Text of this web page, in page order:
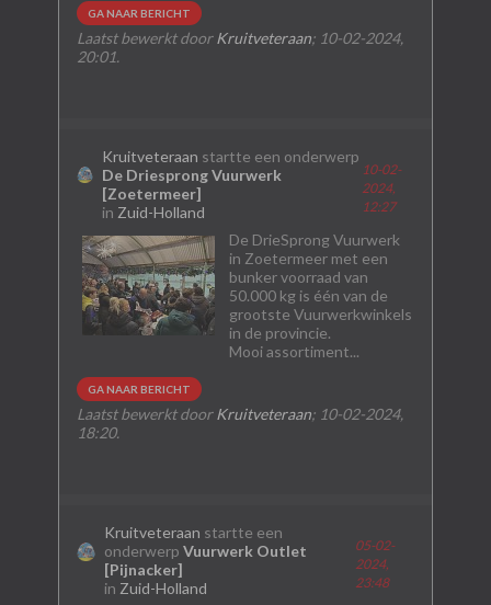
GA NAAR BERICHT
Laatst bewerkt doorKruitveteraan; 10-02-2024,
20:01.
Kruitveteraan startte een onderwerp
De Driesprong Vuurwerk
[Zoetermeer]
in Zuid-Holland
10-02-
2024,
12:27
De DrieSprong Vuurwerk
in Zoetermeer met een
bunker voorraad van
50.000 kg is één van de
grootste Vuurwerkwinkels
in de provincie.
Mooi assortiment...
GA NAAR BERICHT
Laatst bewerkt doorKruitveteraan; 10-02-2024,
18:20.
Kruitveteraan startte een
onderwerpVuurwerk Outlet
[Pijnacker]
in Zuid-Holland
05-02-
2024,
23:48